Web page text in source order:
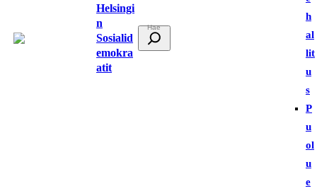
Helsingi
n
Sosialid
emokra
atit
t
h
al
lit
u
s
P
u
ol
u
e